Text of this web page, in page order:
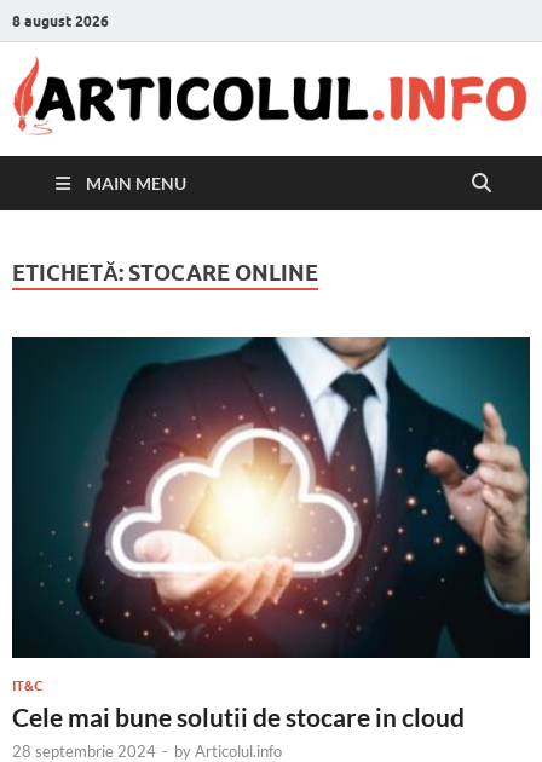
8 august 2026
MAIN MENU
ETICHETĂ: STOCARE ONLINE
IT&C
Cele mai bune solutii de stocare in cloud
28 septembrie 2024 - byArticolul.info